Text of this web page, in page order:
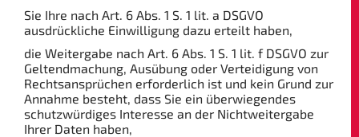
Sie Ihre nach Art. 6 Abs. 1 S. 1 lit. a DSGVO
ausdrückliche Einwilligung dazu erteilt haben,
die Weitergabe nach Art. 6 Abs. 1 S. 1 lit. f DSGVO zur
Geltendmachung, Ausübung oder Verteidigung von
Rechtsansprüchen erforderlich ist und kein Grund zur
Annahme besteht, dass Sie ein überwiegendes
schutzwürdiges Interesse an der Nichtweitergabe
Ihrer Daten haben,